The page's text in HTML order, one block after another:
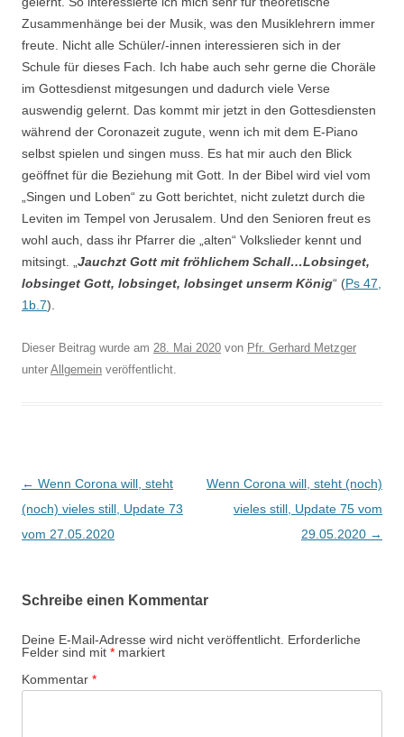
Zusammenhänge bei der Musik, was den Musiklehrern immer
freute. Nicht alle Schüler/-innen interessieren sich in der
Schule für dieses Fach. Ich habe auch sehr gerne die Choräle
im Gottesdienst mitgesungen und dadurch viele Verse
auswendig gelernt. Das kommt mir jetzt in den Gottesdiensten
während der Coronazeit zugute, wenn ich mit dem E-Piano
selbst spielen und singen muss. Es hat mir auch den Blick
geöffnet für die Beziehung mit Gott. In der Bibel wird viel vom
„Singen und Loben“ zu Gott berichtet, nicht zuletzt durch die
Leviten im Tempel von Jerusalem. Und den Senioren freut es
wohl auch, dass ihr Pfarrer die „alten“ Volkslieder kennt und
mitsingt. „ Jauchzt Gott mit fröhlichem Schall…Lobsinget,
lobsinget Gott, lobsinget, lobsinget unserm König“ (Ps 47,
1b.7).
Dieser Beitrag wurde am 28. Mai 2020 von Pfr. Gerhard Metzger
unter Allgemein veröffentlicht.
Beitragsnavigation
← Wenn Corona will, steht
(noch) vieles still, Update 73
vom 27.05.2020
Wenn Corona will, steht (noch)
vieles still, Update 75 vom
29.05.2020 →
Schreibe einen Kommentar
Deine E-Mail-Adresse wird nicht veröffentlicht. Erforderliche
Felder sind mit * markiert
Kommentar *